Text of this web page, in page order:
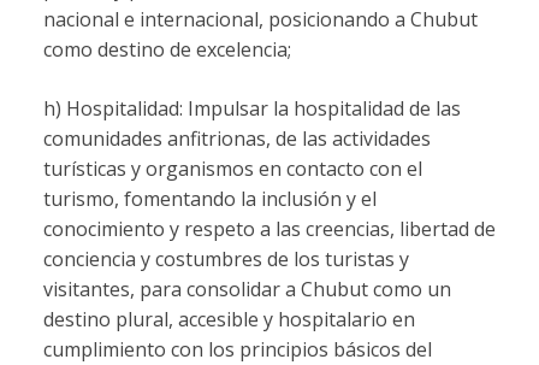
nacional e internacional, posicionando a Chubut
como destino de excelencia;
h) Hospitalidad: Impulsar la hospitalidad de las
comunidades anfitrionas, de las actividades
turísticas y organismos en contacto con el
turismo, fomentando la inclusión y el
conocimiento y respeto a las creencias, libertad de
conciencia y costumbres de los turistas y
visitantes, para consolidar a Chubut como un
destino plural, accesible y hospitalario en
cumplimiento con los principios básicos del